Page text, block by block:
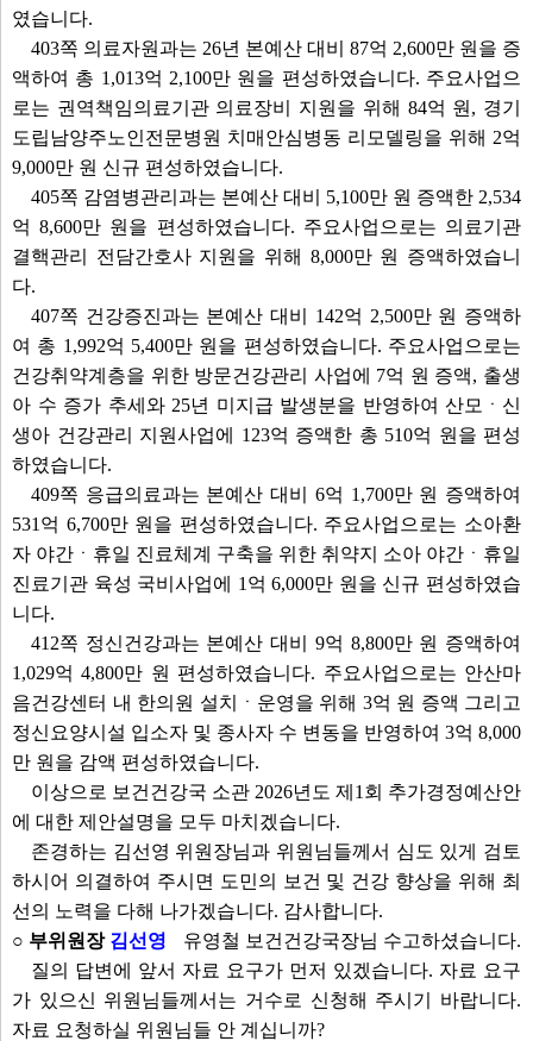
였습니다.
403쪽 의료자원과는 26년 본예산 대비 87억 2,600만 원을 증
액하여 총 1,013억 2,100만 원을 편성하였습니다. 주요사업으
로는 권역책임의료기관 의료장비 지원을 위해 84억 원, 경기
도립남양주노인전문병원 치매안심병동 리모델링을 위해 2억
9,000만 원 신규 편성하였습니다.
405쪽 감염병관리과는 본예산 대비 5,100만 원 증액한 2,534
억 8,600만 원을 편성하였습니다. 주요사업으로는 의료기관
결핵관리 전담간호사 지원을 위해 8,000만 원 증액하였습니
다.
407쪽 건강증진과는 본예산 대비 142억 2,500만 원 증액하
여 총 1,992억 5,400만 원을 편성하였습니다. 주요사업으로는
건강취약계층을 위한 방문건강관리 사업에 7억 원 증액, 출생
아 수 증가 추세와 25년 미지급 발생분을 반영하여 산모ㆍ신
생아 건강관리 지원사업에 123억 증액한 총 510억 원을 편성
하였습니다.
409쪽 응급의료과는 본예산 대비 6억 1,700만 원 증액하여
531억 6,700만 원을 편성하였습니다. 주요사업으로는 소아환
자 야간ㆍ휴일 진료체계 구축을 위한 취약지 소아 야간ㆍ휴일
진료기관 육성 국비사업에 1억 6,000만 원을 신규 편성하였습
니다.
412쪽 정신건강과는 본예산 대비 9억 8,800만 원 증액하여
1,029억 4,800만 원 편성하였습니다. 주요사업으로는 안산마
음건강센터 내 한의원 설치ㆍ운영을 위해 3억 원 증액 그리고
정신요양시설 입소자 및 종사자 수 변동을 반영하여 3억 8,000
만 원을 감액 편성하였습니다.
이상으로 보건건강국 소관 2026년도 제1회 추가경정예산안
에 대한 제안설명을 모두 마치겠습니다.
존경하는 김선영 위원장님과 위원님들께서 심도 있게 검토
하시어 의결하여 주시면 도민의 보건 및 건강 향상을 위해 최
선의 노력을 다해 나가겠습니다. 감사합니다.
○ 부위원장 김선영
유영철 보건건강국장님 수고하셨습니다.
질의 답변에 앞서 자료 요구가 먼저 있겠습니다. 자료 요구
가 있으신 위원님들께서는 거수로 신청해 주시기 바랍니다.
자료 요청하실 위원님들 안 계십니까?